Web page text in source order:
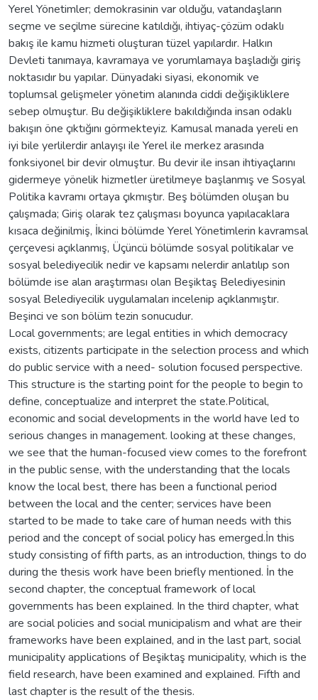
Yerel Yönetimler; demokrasinin var olduğu, vatandaşların
seçme ve seçilme sürecine katıldığı, ihtiyaç-çözüm odaklı
bakış ile kamu hizmeti oluşturan tüzel yapılardır. Halkın
Devleti tanımaya, kavramaya ve yorumlamaya başladığı giriş
noktasıdır bu yapılar. Dünyadaki siyasi, ekonomik ve
toplumsal gelişmeler yönetim alanında ciddi değişikliklere
sebep olmuştur. Bu değişikliklere bakıldığında insan odaklı
bakışın öne çıktığını görmekteyiz. Kamusal manada yereli en
iyi bile yerlilerdir anlayışı ile Yerel ile merkez arasında
fonksiyonel bir devir olmuştur. Bu devir ile insan ihtiyaçlarını
gidermeye yönelik hizmetler üretilmeye başlanmış ve Sosyal
Politika kavramı ortaya çıkmıştır. Beş bölümden oluşan bu
çalışmada; Giriş olarak tez çalışması boyunca yapılacaklara
kısaca değinilmiş, İkinci bölümde Yerel Yönetimlerin kavramsal
çerçevesi açıklanmış, Üçüncü bölümde sosyal politikalar ve
sosyal belediyecilik nedir ve kapsamı nelerdir anlatılıp son
bölümde ise alan araştırması olan Beşiktaş Belediyesinin
sosyal Belediyecilik uygulamaları incelenip açıklanmıştır.
Beşinci ve son bölüm tezin sonucudur.
Local governments; are legal entities in which democracy
exists, citizents participate in the selection process and which
do public service with a need- solution focused perspective.
This structure is the starting point for the people to begin to
define, conceptualize and interpret the state.Political,
economic and social developments in the world have led to
serious changes in management. looking at these changes,
we see that the human-focused view comes to the forefront
in the public sense, with the understanding that the locals
know the local best, there has been a functional period
between the local and the center; services have been
started to be made to take care of human needs with this
period and the concept of social policy has emerged.İn this
study consisting of fifth parts, as an introduction, things to do
during the thesis work have been briefly mentioned. İn the
second chapter, the conceptual framework of local
governments has been explained. In the third chapter, what
are social policies and social municipalism and what are their
frameworks have been explained, and in the last part, social
municipality applications of Beşiktaş municipality, which is the
field research, have been examined and explained. Fifth and
last chapter is the result of the thesis.